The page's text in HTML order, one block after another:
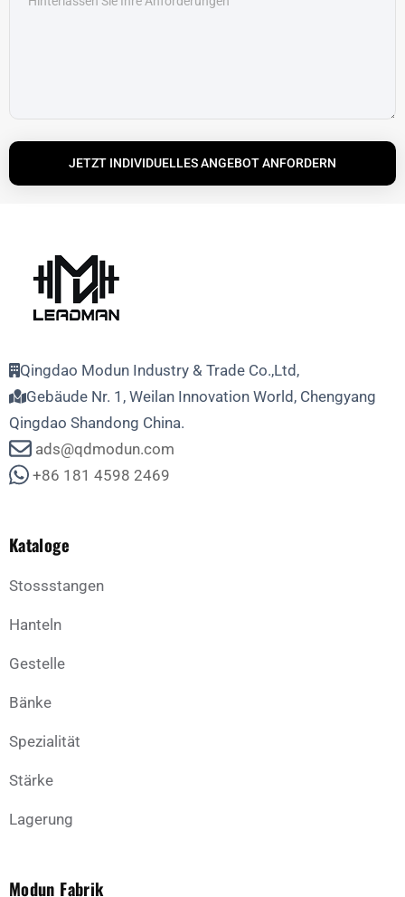
JETZT INDIVIDUELLES ANGEBOT ANFORDERN
Qingdao Modun Industry & Trade Co.,Ltd,
Gebäude Nr. 1, Weilan Innovation World, Chengyang
Qingdao Shandong China.
ads@qdmodun.com
+86 181 4598 2469
Kataloge
Stossstangen
Hanteln
Gestelle
Bänke
Spezialität
Stärke
Lagerung
Modun Fabrik